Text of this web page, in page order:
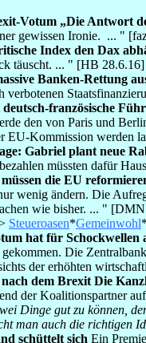
Votum „Die Antwort
gewissen Ironie. ... "
Index den Dax
täuscht. ... " [HB 28.6.16]
Banken-Rettung
verbotenen
französische
den von Paris und
EU-Kommission werden
Gabriel plant neue
müssten dafür
die EU
wenig ändern. Die
wie bisher. ... "
Steueroasen*Gemeinwohl*
hat für Schockwellen
Die
der erhöhten
dem Brexit Die
der Koalitionspartner
Dinge gut zu können,
man auch die richtigen
schüttelt sich Ein